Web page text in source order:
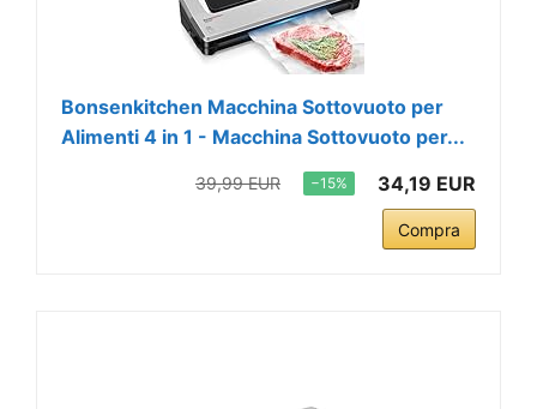
Bonsenkitchen Macchina Sottovuoto per
Alimenti 4 in 1 - Macchina Sottovuoto per...
39,99 EUR −15% 34,19 EUR
Compra